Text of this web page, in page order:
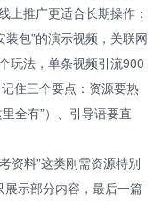
上推广更适合长期操作：
装包”的演示视频，关联网
玩法，单条视频引流900
住三个要点：资源要热
全有”）、引导语要直
资料”这类刚需资源特别
示部分内容，最后一篇